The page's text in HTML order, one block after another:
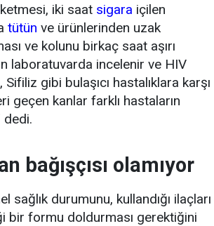
iki saat sigara içilen
tütün ve ürünlerinden uzak
ve kolunu birkaç saat aşırı
laboratuvarda incelenir ve HIV
gibi bulaşıcı hastalıklara karşı
geçen kanlar farklı hastaların
dedi.
bağışçısı olamıyor
sağlık durumunu, kullandığı ilaçları
bir formu doldurması gerektiğini